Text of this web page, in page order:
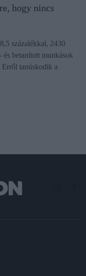
hogy nincs
százalékkal, 2430
betanított munkások
tanúskodik a